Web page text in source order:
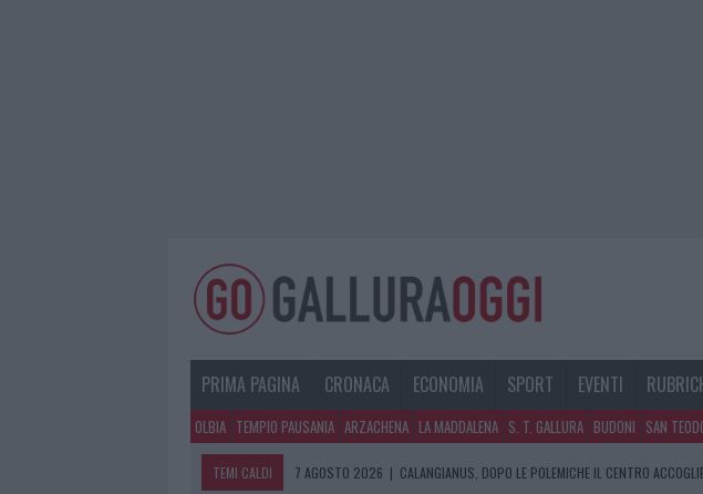
PRIMA PAGINA CRONACA ECONOMIA SPORT EVENTI
OLBIA TEMPIO PAUSANIA ARZACHENA LA MADDALENA S. T. GALLURA BUDONI SAN
TEMI CALDI 7 AGOSTO 2026 | CALANGIANUS, DOPO LE POLEMICHE IL CENTRO